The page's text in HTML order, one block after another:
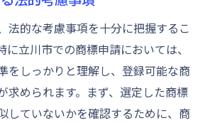
法的な考慮事項を十分に把握するこ
に立川市での商標申請においては、
をしっかりと理解し、登録可能な商
求められます。まず、選定した商標
していないかを確認するために、商